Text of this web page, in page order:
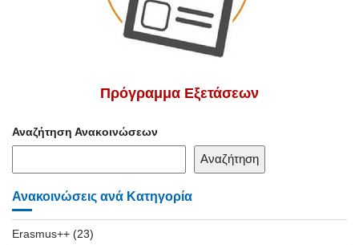
Πρόγραμμα Εξετάσεων
Αναζήτηση Ανακοινώσεων
Αναζήτηση
Ανακοινώσεις ανά Κατηγορία
Erasmus++ (23)